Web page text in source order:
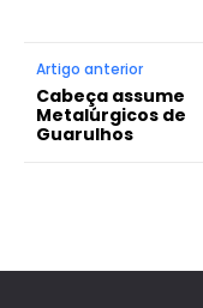
Artigo anterior
Cabeça assume
Metalúrgicos de
Guarulhos